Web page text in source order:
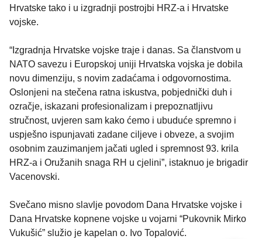
Hrvatske tako i u izgradnji postrojbi HRZ-a i Hrvatske
vojske.
“Izgradnja Hrvatske vojske traje i danas. Sa članstvom u
NATO savezu i Europskoj uniji Hrvatska vojska je dobila
novu dimenziju, s novim zadaćama i odgovornostima.
Oslonjeni na stečena ratna iskustva, pobjednički duh i
ozračje, iskazani profesionalizam i prepoznatljivu
stručnost, uvjeren sam kako ćemo i ubuduće spremno i
uspješno ispunjavati zadane ciljeve i obveze, a svojim
osobnim zauzimanjem jačati ugled i spremnost 93. krila
HRZ-a i Oružanih snaga RH u cjelini”, istaknuo je brigadir
Vacenovski.
Svečano misno slavlje povodom Dana Hrvatske vojske i
Dana Hrvatske kopnene vojske u vojarni “Pukovnik Mirko
Vukušić” služio je kapelan o. Ivo Topalović.